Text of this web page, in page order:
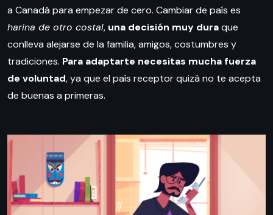
a Canadá para empezar de cero. Cambiar de país es
harina de otro costal, una decisión muy duraque
conlleva alejarse de la familia, amigos, costumbres y
tradiciones. Para adaptarte necesitas mucha fuerza
de voluntad, ya que el país receptor quizá no te acepta
de buenas a primeras.